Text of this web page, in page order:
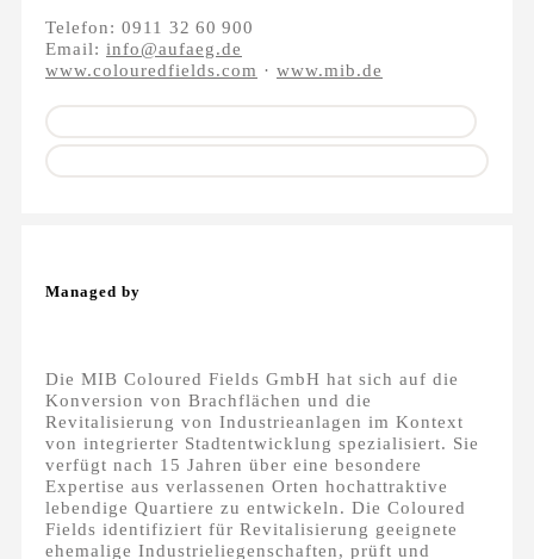
Telefon: 0911 32 60 900
Email: info@aufaeg.de
www.colouredfields.com · www.mib.de
Managed by
Die MIB Coloured Fields GmbH hat sich auf die
Konversion von Brachflächen und die
Revitalisierung von Industrieanlagen im Kontext
von integrierter Stadtentwicklung spezialisiert. Sie
verfügt nach 15 Jahren über eine besondere
Expertise aus verlassenen Orten hochattraktive
lebendige Quartiere zu entwickeln. Die Coloured
Fields identifiziert für Revitalisierung geeignete
ehemalige Industrieliegenschaften, prüft und